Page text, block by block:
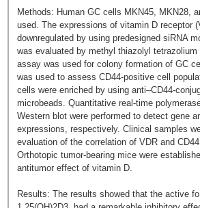
Methods: Human GC cells MKN45, MKN28,
used. The expressions of vitamin D receptor
downregulated by using predesigned siRNA
was evaluated by methyl thiazolyl
assay was used for colony formation of GC
was used to assess CD44-positive cell
cells were enriched by using anti–CD44-
microbeads. Quantitative real-time
Western blot were performed to detect gene
expressions, respectively. Clinical samples
evaluation of the correlation of VDR and
Orthotopic tumor-bearing mice were
antitumor effect of vitamin D.
Results: The results showed that the active